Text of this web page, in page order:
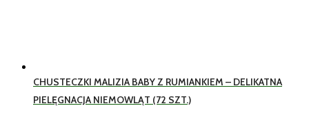
CHUSTECZKI MALIZIA BABY Z RUMIANKIEM – DELIKATNA
PIELĘGNACJA NIEMOWLĄT (72 SZT.)